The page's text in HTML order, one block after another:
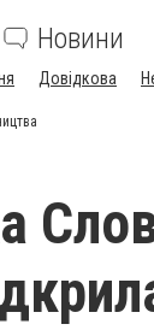
Новини
Довідкова